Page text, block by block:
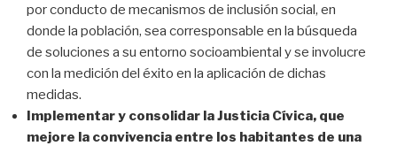
por conducto de mecanismos de inclusión social, en
donde la población, sea corresponsable en la búsqueda
de soluciones a su entorno socioambiental y se involucre
con la medición del éxito en la aplicación de dichas
medidas.
Implementar y consolidar la Justicia Cívica, que
mejore la convivencia entre los habitantes de una